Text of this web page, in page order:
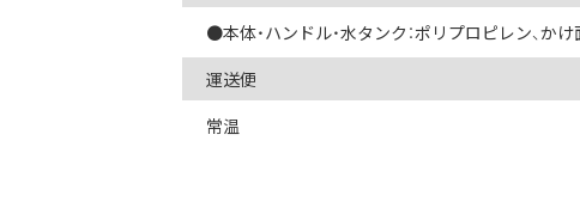
●本体・ハンドル・水タンク：ポリプロピレン、かけ
運送便
常温